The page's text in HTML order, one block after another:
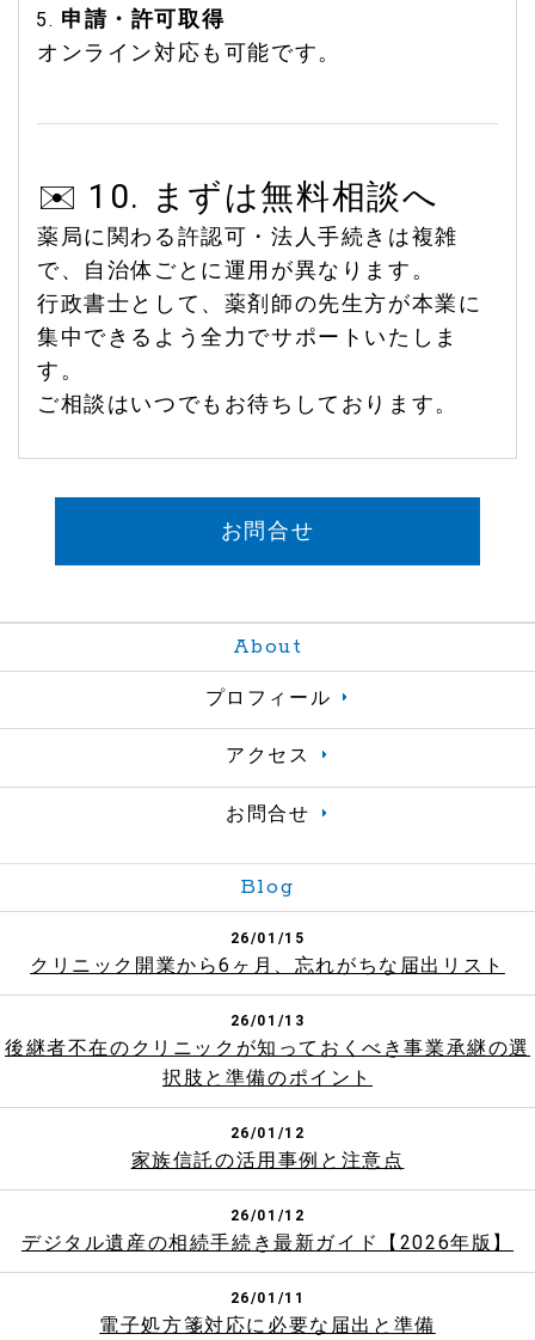
申請・許可取得
オンライン対応も可能です。
✉️ 10. まずは無料相談へ
薬局に関わる許認可・法人手続きは複雑
で、自治体ごとに運用が異なります。
行政書士として、薬剤師の先生方が本業に
集中できるよう全力でサポートいたしま
す。
ご相談はいつでもお待ちしております。
お問合せ
About
プロフィール
アクセス
お問合せ
Blog
26/01/15
クリニック開業から6ヶ月、忘れがちな届出リスト
26/01/13
後継者不在のクリニックが知っておくべき事業承継の選
択肢と準備のポイント
26/01/12
家族信託の活用事例と注意点
26/01/12
デジタル遺産の相続手続き最新ガイド【2026年版】
26/01/11
電子処方箋対応に必要な届出と準備